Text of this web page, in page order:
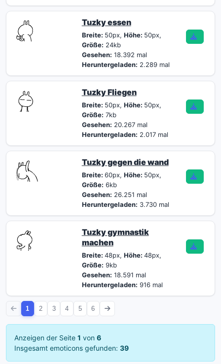
Tuzky essen
Breite: 50px, Höhe: 50px,
Größe: 24kb
Gesehen: 18.392 mal
Heruntergeladen: 2.289 mal
Tuzky Fliegen
Breite: 50px, Höhe: 50px,
Größe: 7kb
Gesehen: 20.267 mal
Heruntergeladen: 2.017 mal
Tuzky gegen die wand
Breite: 60px, Höhe: 50px,
Größe: 6kb
Gesehen: 26.251 mal
Heruntergeladen: 3.730 mal
Tuzky gymnastik
machen
Breite: 48px, Höhe: 48px,
Größe: 9kb
Gesehen: 18.591 mal
Heruntergeladen: 916 mal
1 2 3 4 5 6
Anzeigen der Seite 1 von 6
Insgesamt emoticons gefunden: 39